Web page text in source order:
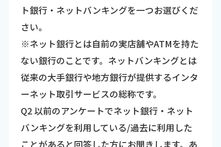
ト銀行・ネットバンキングを一つお選びくだ
さい。
※ネット銀行とは自前の実店舗やATMを持た
ない銀行のことです。ネットバンキングとは
従来の大手銀行や地方銀行が提供するインタ
ーネット取引サービスの総称です。
Q2 以前のアンケートでネット銀行・ネット
バンキングを利用している/過去に利用した
ことがあると回答した方にお聞きします。あ